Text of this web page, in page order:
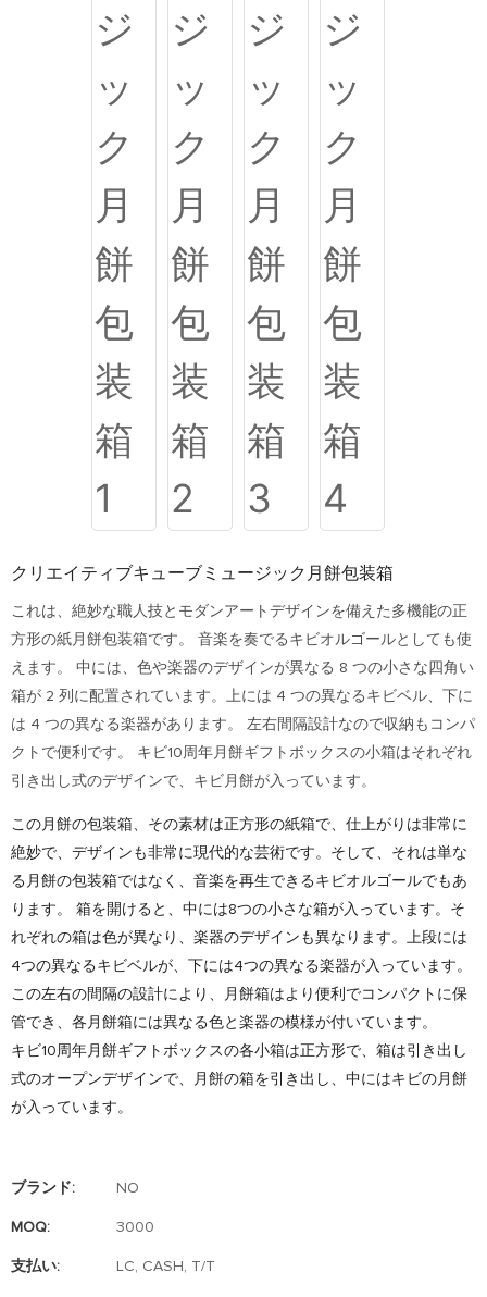
クリエイティブキューブミュージック月餅包装箱
これは、絶妙な職人技とモダンアートデザインを備えた多機能の正
方形の紙月餅包装箱です。 音楽を奏でるキビオルゴールとしても使
えます。 中には、色や楽器のデザインが異なる 8 つの小さな四角い
箱が 2 列に配置されています。上には 4 つの異なるキビベル、下に
は 4 つの異なる楽器があります。 左右間隔設計なので収納もコンパ
クトで便利です。 キビ10周年月餅ギフトボックスの小箱はそれぞれ
引き出し式のデザインで、キビ月餅が入っています。
この月餅の包装箱、その素材は正方形の紙箱で、仕上がりは非常に
絶妙で、デザインも非常に現代的な芸術です。そして、それは単な
る月餅の包装箱ではなく、音楽を再生できるキビオルゴールでもあ
ります。 箱を開けると、中には8つの小さな箱が入っています。そ
れぞれの箱は色が異なり、楽器のデザインも異なります。上段には
4つの異なるキビベルが、下には4つの異なる楽器が入っています。
この左右の間隔の設計により、月餅箱はより便利でコンパクトに保
管でき、各月餅箱には異なる色と楽器の模様が付いています。
キビ10周年月餅ギフトボックスの各小箱は正方形で、箱は引き出し
式のオープンデザインで、月餅の箱を引き出し、中にはキビの月餅
が入っています。
ブランド: NO
MOQ: 3000
支払い: LC, CASH, T/T